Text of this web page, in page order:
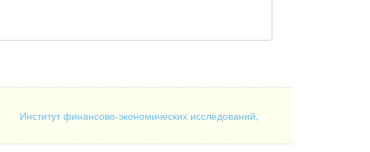
Институт финансово-экономических исследований,